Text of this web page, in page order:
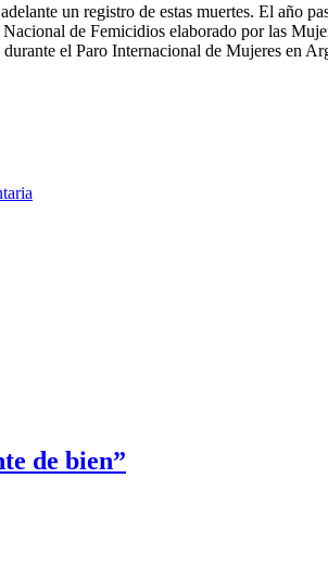
un registro de estas muertes. El año
de Femicidios elaborado por las
el Paro Internacional de Mujeres en
de bien”